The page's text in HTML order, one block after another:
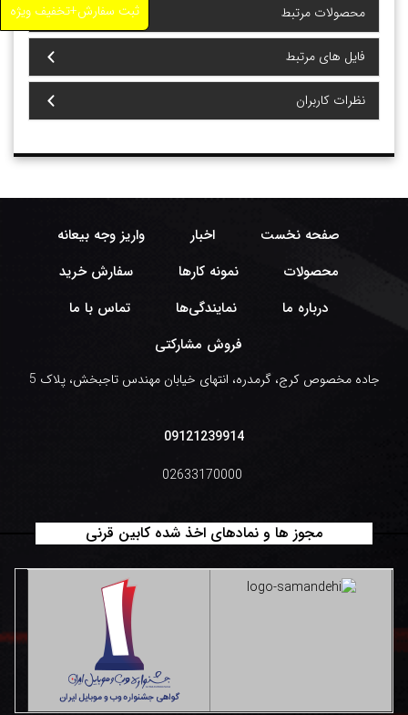
محصولات مرتبط
فایل های مرتبط
نظرات کاربران
صفحه نخست اخبار
واریز وجه بیعانه
محصولات
نمونه کارها
سفارش خرید
درباره ما
نمایندگی‌ها
تماس با ما
فروش مشارکتی
جاده مخصوص کرج، گرمدره، انتهای خیابان مهندس تاجبخش، پلاک 5
09121239914
02633170000
مجوز ها و نمادهای اخذ شده کابین قرنی
ثبت سفارش+تخفیف ویژه